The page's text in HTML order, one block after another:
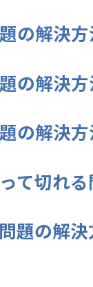
の解決
の解決
の解決
て切れ
題の解